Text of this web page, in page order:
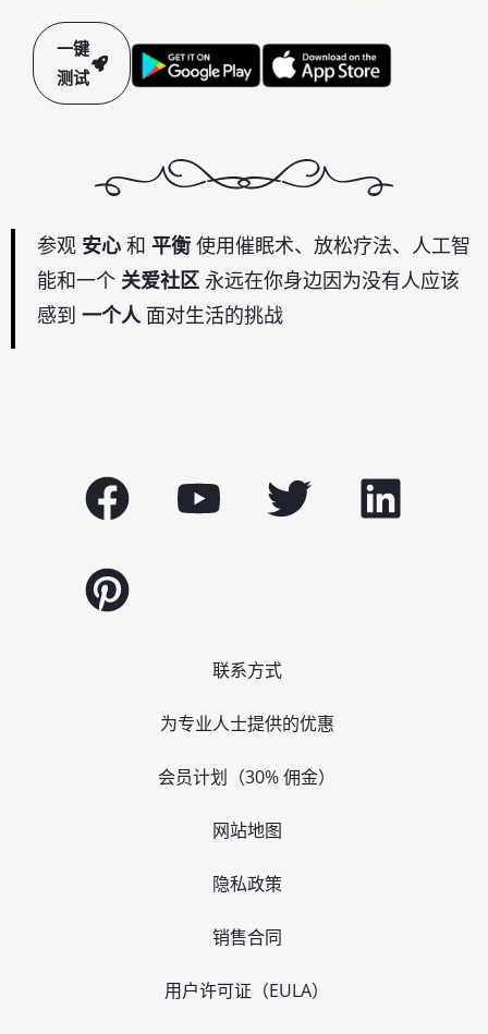
一键
测试
参观 安心 和 平衡 使用催眠术、放松疗法、人工智
能和一个 关爱社区 永远在你身边因为没有人应该
感到 一个人面对生活的挑战
联系方式
为专业人士提供的优惠
会员计划（30% 佣金）
网站地图
隐私政策
销售合同
用户许可证（EULA）